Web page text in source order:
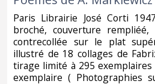
‎Paris Librairie José Corti
broché, couverture
contrecollée sur le plat
illustré de 18 collages de
tirage limité à 295
exemplaire ( Photographies